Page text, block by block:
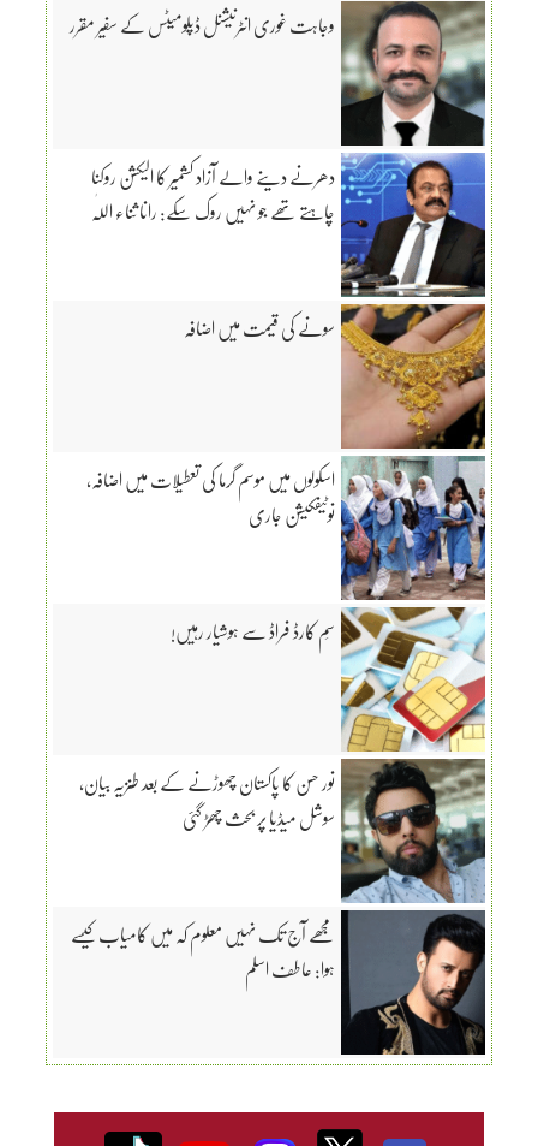
وجاہت غوری انٹرنیشنل ڈپلومیٹس کے سفیر مقرر
دھرنے دینے والے آزاد کشمیر کا الیکشن روکنا
چاہتے تھے جو نہیں روک سکے: رانا ثناء اللّٰہ
سونے کی قیمت میں اضافہ
اسکولوں میں موسم گرما کی تعطیلات میں اضافہ،
نوٹیفکیشن جاری
سِم کارڈ فراڈ سے ہوشیار رہیں!
نور حسن کا پاکستان چھوڑنے کے بعد طنزیہ بیان،
سوشل میڈیا پر بحث چھڑ گئی
مجھے آج تک نہیں معلوم کہ میں کامیاب کیسے
ہوا: عاطف اسلم